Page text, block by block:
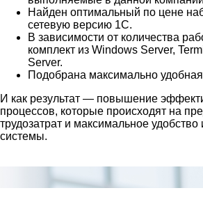
Найден оптимальный по цене
сетевую версию 1С.
В зависимости от количества
комплект из Windows Server,
Server.
Подобрана максимально
И как результат — повышение
процессов, которые происходят на
трудозатрат и максимальное удобство
системы.